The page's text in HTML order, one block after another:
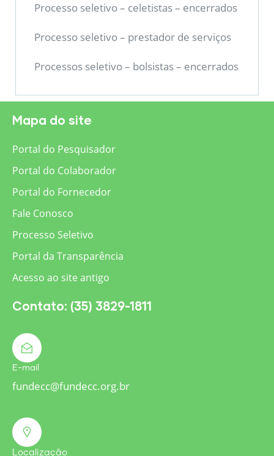
Processo seletivo – celetistas – encerrados
Processo seletivo – prestador de serviços
Processos seletivo – bolsistas – encerrados
Mapa do site
Portal do Pesquisador
Portal do Colaborador
Portal do Fornecedor
Fale Conosco
Processo Seletivo
Portal da Transparência
Acesso ao site antigo
Contato: (35) 3829-1811
E-mail
fundecc@fundecc.org.br
Localização